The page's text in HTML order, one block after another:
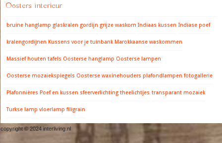
Oosters interieur
bruine hanglamp glaskralen gordijn grijze waskom Indiaas kussen Indiase poef
kralengordijnen Kussens voor je tuinbank Marokkaanse waskommen
Massief houten tafels Oosterse hanglamp Oosterse lampen
Oosterse mozaiekspiegels Oosterse waxinehouders plafondlampen fotogallerie
Plafonnières Poef en kussen sfeerverlichting theelichtjes transparant mozaiek
Turkse lamp vloerlamp filigrain
copyright © 2024 interliving.nl